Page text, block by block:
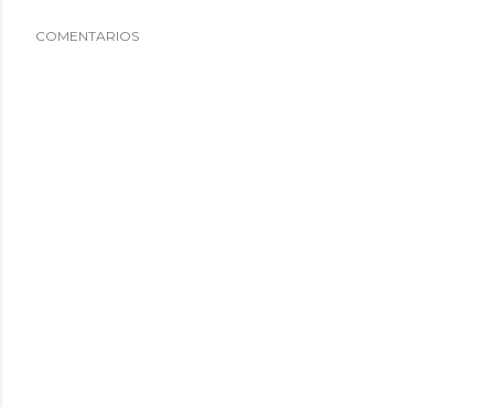
COMENTARIOS